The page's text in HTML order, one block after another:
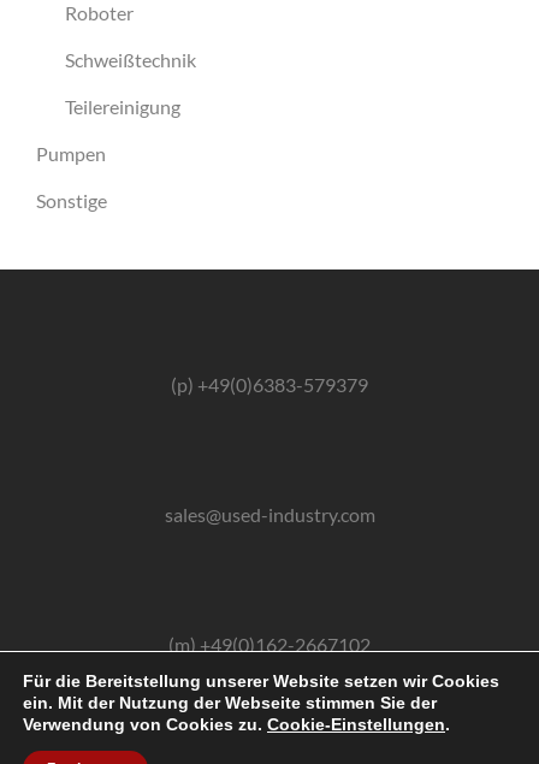
Roboter
Schweißtechnik
Teilereinigung
Pumpen
Sonstige
(p) +49(0)6383-579379
sales@used-industry.com
(m) +49(0)162-2667102
Für die Bereitstellung unserer Website setzen wir Cookies
ein. Mit der Nutzung der Webseite stimmen Sie der
Verwendung von Cookies zu. Cookie-Einstellungen.